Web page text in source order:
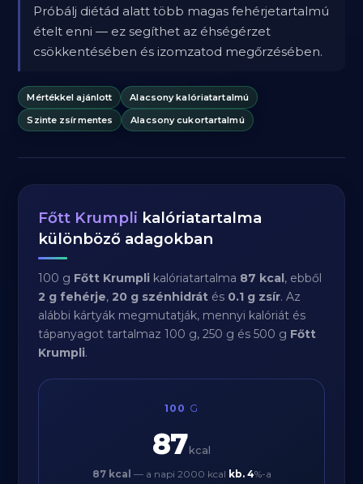
Próbálj diétád alatt több magas fehérjetartalmú
ételt enni — ez segíthet az éhségérzet
csökkentésében és izomzatod megőrzésében.
Mértékkel ajánlott
Alacsony kalóriatartalmú
Szinte zsírmentes
Alacsony cukortartalmú
Főtt Krumpli kalóriatartalma
különböző adagokban
100 g Főtt Krumpli kalóriatartalma 87 kcal, ebből
2 g fehérje,20 g szénhidrát és 0.1 g zsír. Az
alábbi kártyák megmutatják, mennyi kalóriát és
tápanyagot tartalmaz 100 g, 250 g és 500 g Főtt
Krumpli.
100 G
87 kcal
87 kcal — a napi 2000 kcal kb. 4%-a